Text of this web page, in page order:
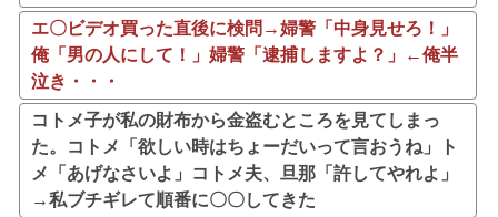
エ〇ビデオ買った直後に検問→婦警「中身見せろ！」
俺「男の人にして！」婦警「逮捕しますよ？」←俺半
泣き・・・
コトメ子が私の財布から金盗むところを見てしまっ
た。コトメ「欲しい時はちょーだいって言おうね」ト
メ「あげなさいよ」コトメ夫、旦那「許してやれよ」
→私ブチギレて順番に〇〇してきた